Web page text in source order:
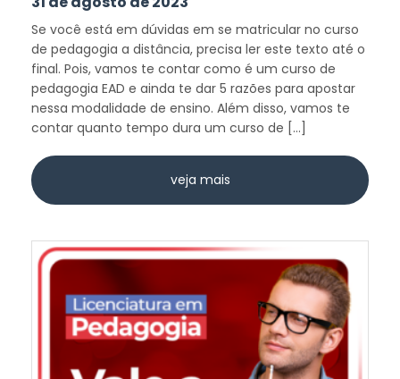
Se você está em dúvidas em se matricular no curso
de pedagogia a distância, precisa ler este texto até o
final. Pois, vamos te contar como é um curso de
pedagogia EAD e ainda te dar 5 razões para apostar
nessa modalidade de ensino. Além disso, vamos te
contar quanto tempo dura um curso de […]
veja mais